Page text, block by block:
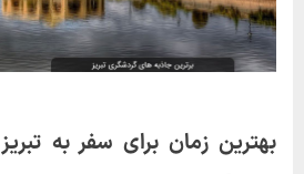
بهترین زمان برای سفر به